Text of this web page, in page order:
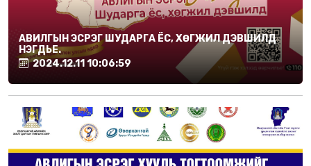
АВИЛГЫН ЭСРЭГ ШУДАРГА ЁС, ХӨГЖИЛ ДЭВШИЛД
НЭГДЬЕ.
2024.12.11 10:06:59